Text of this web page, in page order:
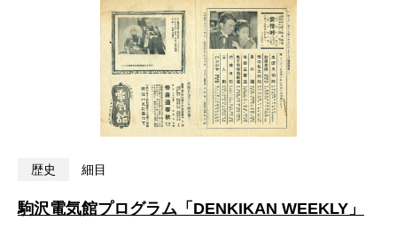
歴史 細目
駒沢電気館プログラム「DENKIKAN WEEKLY」